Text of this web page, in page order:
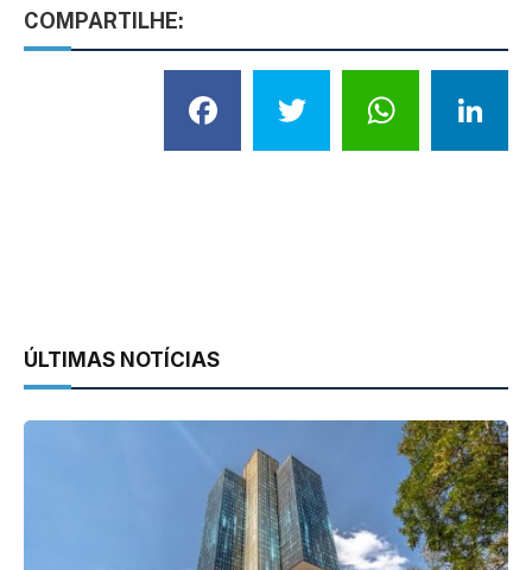
COMPARTILHE:
Facebook
Twitter
ÚLTIMAS NOTÍCIAS